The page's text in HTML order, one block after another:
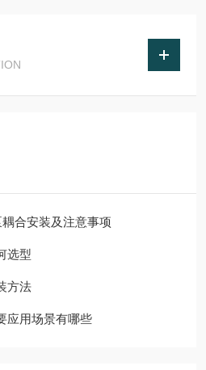
合安装及注意事项
选型
方法
应用场景有哪些